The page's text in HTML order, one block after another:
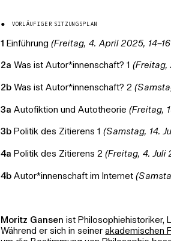
VORLÄUFIGER SITZUNGSPLAN
1 Einführung(Freitag, 4. April 2025,
2a Was ist Autor*innenschaft? 1(Freitag,
2b Was ist Autor*innenschaft? 2
3a Autofiktion und Autotheorie(Freitag,
3b Politik des Zitierens 1(Samstag, 14.
4a Politik des Zitierens 2(Freitag, 4. Juli
4b Autor*innenschaft im Internet
Moritz Gansen ist Philosophiehistoriker,
Während er sich in seinerakademischen